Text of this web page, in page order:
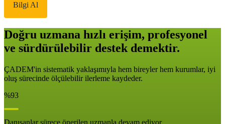
Bilgi Al
Doğru uzmana hızlı erişim, profesyonel
ve sürdürülebilir destek demektir.
ÇADEM'in sistematik yaklaşımıyla hem bireyler hem kurumlar, iyi
oluş sürecinde ölçülebilir ilerleme kaydeder.
%93